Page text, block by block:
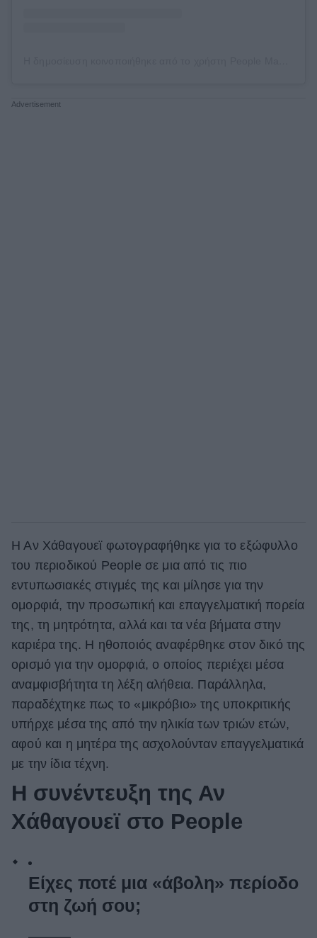
Η Αν Χάθαγουεϊ φωτογραφήθηκε για το εξώφυλλο
του περιοδικού People σε μια από τις πιο
εντυπωσιακές στιγμές της και μίλησε για την
ομορφιά, την προσωπική και επαγγελματική πορεία
της, τη μητρότητα, αλλά και τα νέα βήματα στην
καριέρα της. Η ηθοποιός αναφέρθηκε στον δικό της
ορισμό για την ομορφιά, ο οποίος περιέχει μέσα
αναμφισβήτητα τη λέξη αλήθεια. Παράλληλα,
παραδέχτηκε πως το «μικρόβιο» της υποκριτικής
υπήρχε μέσα της από την ηλικία των τριών ετών,
αφού και η μητέρα της ασχολούνταν επαγγελματικά
με την ίδια τέχνη.
Η συνέντευξη της Αν
Χάθαγουεϊ στο People
Είχες ποτέ μια «άβολη» περίοδο
στη ζωή σου;